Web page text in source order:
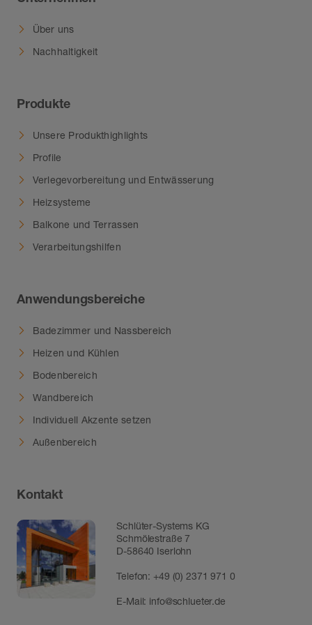
Über uns
Nachhaltigkeit
Produkte
Unsere Produkthighlights
Profile
Verlegevorbereitung und Entwässerung
Heizsysteme
Balkone und Terrassen
Verarbeitungshilfen
Anwendungsbereiche
Badezimmer und Nassbereich
Heizen und Kühlen
Bodenbereich
Wandbereich
Individuell Akzente setzen
Außenbereich
Kontakt
Schlüter-Systems KG
Schmölestraße 7
D-58640 Iserlohn
Telefon:+49 (0) 2371 971 0
E-Mail: info@schlueter.de